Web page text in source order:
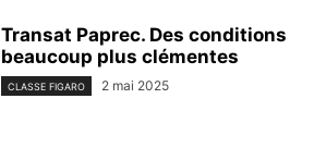
Transat Paprec. Des conditions
beaucoup plus clémentes
CLASSE FIGARO 2 mai 2025